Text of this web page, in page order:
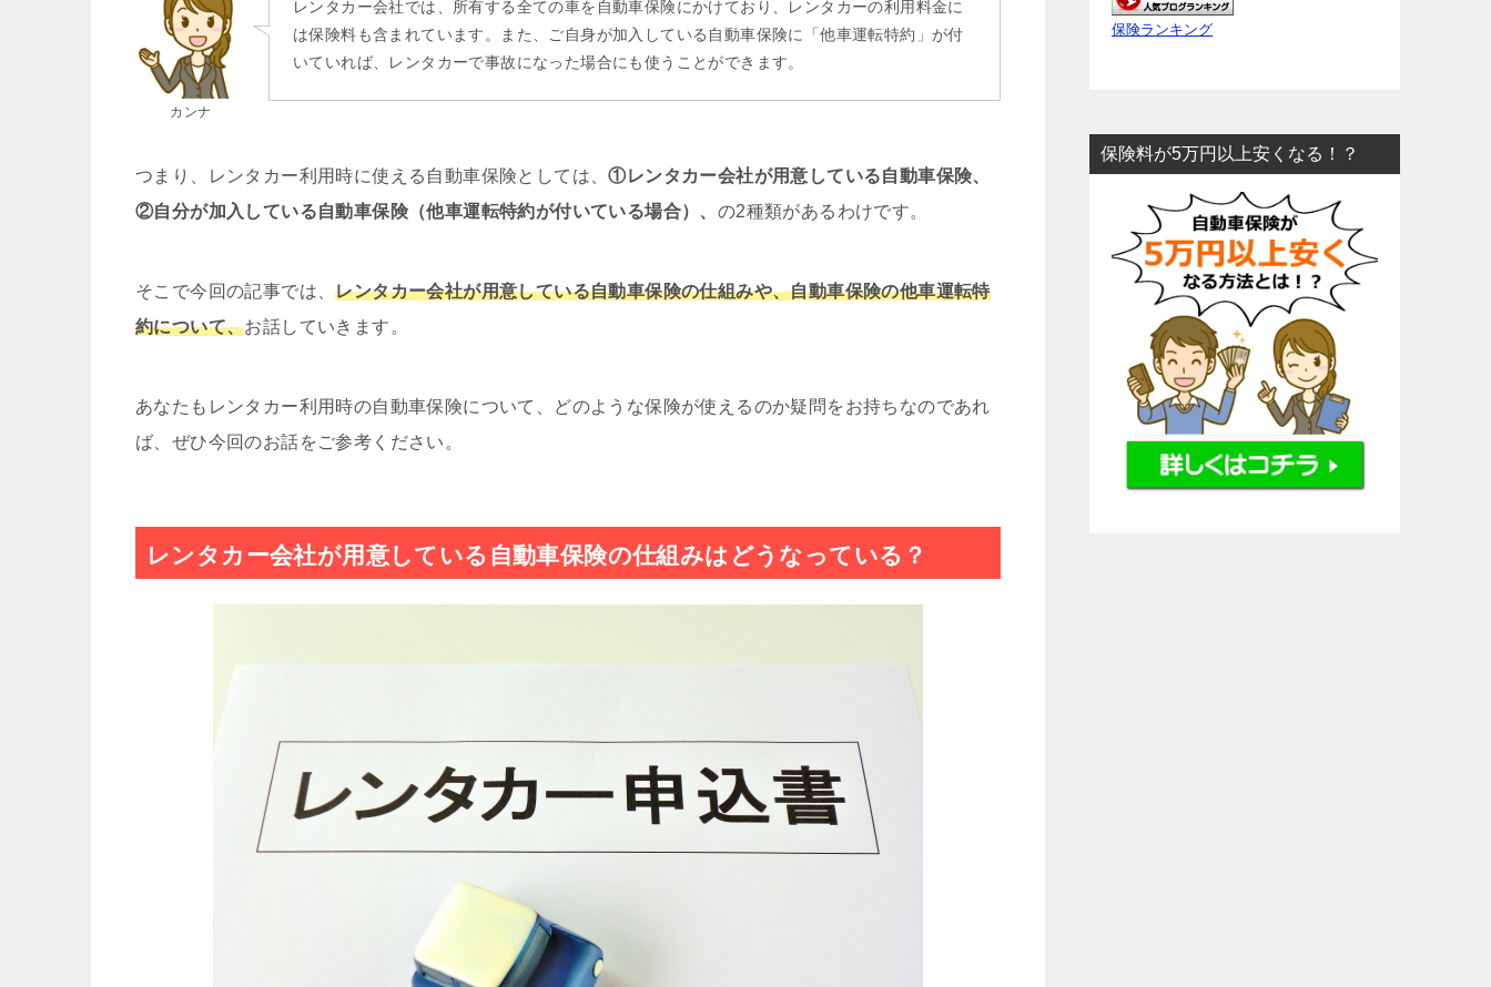
カンナ
レンタカー会社では、所有する全ての車を自動車保険にかけており、レンタカーの利用料金に
は保険料も含まれています。また、ご自身が加入している自動車保険に「他車運転特約」が付
いていれば、レンタカーで事故になった場合にも使うことができます。
つまり、レンタカー利用時に使える自動車保険としては、①レンタカー会社が用意している自動車保険、
②自分が加入している自動車保険（他車運転特約が付いている場合）、 の2種類があるわけです。
そこで今回の記事では、レンタカー会社が用意している自動車保険の仕組みや、自動車保険の他車運転特
約について、お話していきます。
あなたもレンタカー利用時の自動車保険について、どのような保険が使えるのか疑問をお持ちなのであれ
ば、ぜひ今回のお話をご参考ください。
レンタカー会社が用意している自動車保険の仕組みはどうなっている？
保険ランキング
保険料が5万円以上安くなる！？